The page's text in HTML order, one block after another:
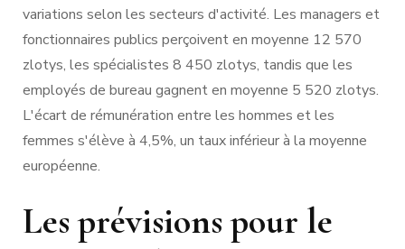
variations selon les secteurs d'activité. Les managers et
fonctionnaires publics perçoivent en moyenne 12 570
zlotys, les spécialistes 8 450 zlotys, tandis que les
employés de bureau gagnent en moyenne 5 520 zlotys.
L'écart de rémunération entre les hommes et les
femmes s'élève à 4,5%, un taux inférieur à la moyenne
européenne.
Les prévisions pour le